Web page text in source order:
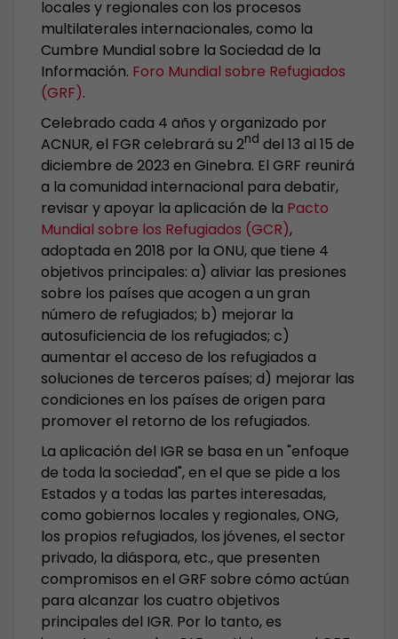
locales y regionales con los procesos
multilaterales internacionales, como la
Cumbre Mundial sobre la Sociedad de la
Información. Foro Mundial sobre Refugiados
(GRF).
Celebrado cada 4 años y organizado por
ACNUR, el FGR celebrará su 2nd del 13 al 15 de
diciembre de 2023 en Ginebra. El GRF reunirá
a la comunidad internacional para debatir,
revisar y apoyar la aplicación de la Pacto
Mundial sobre los Refugiados (GCR),
adoptada en 2018 por la ONU, que tiene 4
objetivos principales: a) aliviar las presiones
sobre los países que acogen a un gran
número de refugiados; b) mejorar la
autosuficiencia de los refugiados; c)
aumentar el acceso de los refugiados a
soluciones de terceros países; d) mejorar las
condiciones en los países de origen para
promover el retorno de los refugiados.
La aplicación del IGR se basa en un "enfoque
de toda la sociedad", en el que se pide a los
Estados y a todas las partes interesadas,
como gobiernos locales y regionales, ONG,
los propios refugiados, los jóvenes, el sector
privado, la diáspora, etc., que presenten
compromisos en el GRF sobre cómo actúan
para alcanzar los cuatro objetivos
principales del IGR. Por lo tanto, es